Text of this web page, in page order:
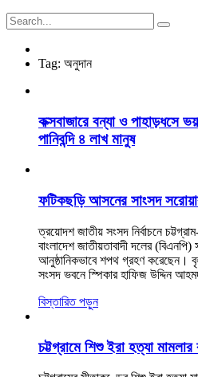
Tag: অনুদান
কক্সবাজারে বন্যা ও পাহাড়ধসে
পানিবন্দি ৪ লাখ মানুষ
ফটিকছড়ি আসনের সাংসদ
ত্রয়োদশ জাতীয় সংসদ নির্বাচনে
বাংলাদেশ জাতীয়তাবাদী দলের
আনুষ্ঠানিকভাবে শপথ গ্রহণ করেছেন।
সংসদ ভবনে স্পিকার হাফিজ উদ্দিন
বিস্তারিত পড়ুন
চট্টগ্রামে শিশু ইরা হত্যা